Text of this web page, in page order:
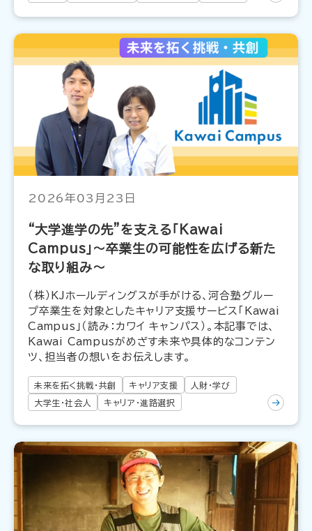
2026年03月23日
“大学進学の先”を支える「Kawai
Campus」～卒業生の可能性を広げる新た
な取り組み～
（株）KJホールディングスが手がける、河合塾グルー
プ卒業生を対象としたキャリア支援サービス「Kawai
Campus」（読み：カワイ キャンパス）。本記事では、
Kawai Campusがめざす未来や具体的なコンテン
ツ、担当者の想いをお伝えします。
未来を拓く挑戦・共創 キャリア支援 人財・学び
大学生・社会人 キャリア・進路選択